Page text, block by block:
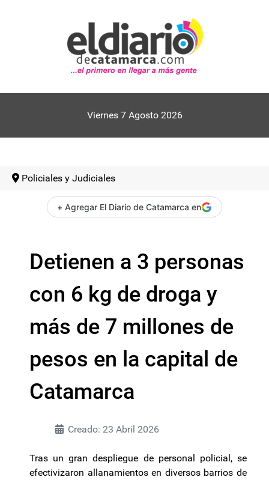
Viernes 7 Agosto 2026
Policiales y Judiciales
+ Agregar El Diario de Catamarca en
Detienen a 3 personas
con 6 kg de droga y
más de 7 millones de
pesos en la capital de
Catamarca
Creado: 23 Abril 2026
Tras un gran despliegue de personal policial, se
efectivizaron allanamientos en diversos barrios de